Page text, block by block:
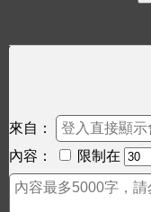
來自：
內容：
限制在